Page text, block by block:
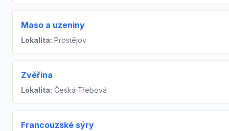
Maso a uzeniny
Lokalita: Prostějov
Zvěřina
Lokalita: Česká Třebová
Francouzské sýry